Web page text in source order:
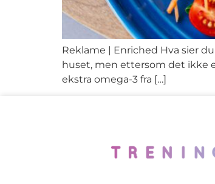
Reklame | Enriched Hva sier
huset, men ettersom det ikke
ekstra omega-3 fra […]